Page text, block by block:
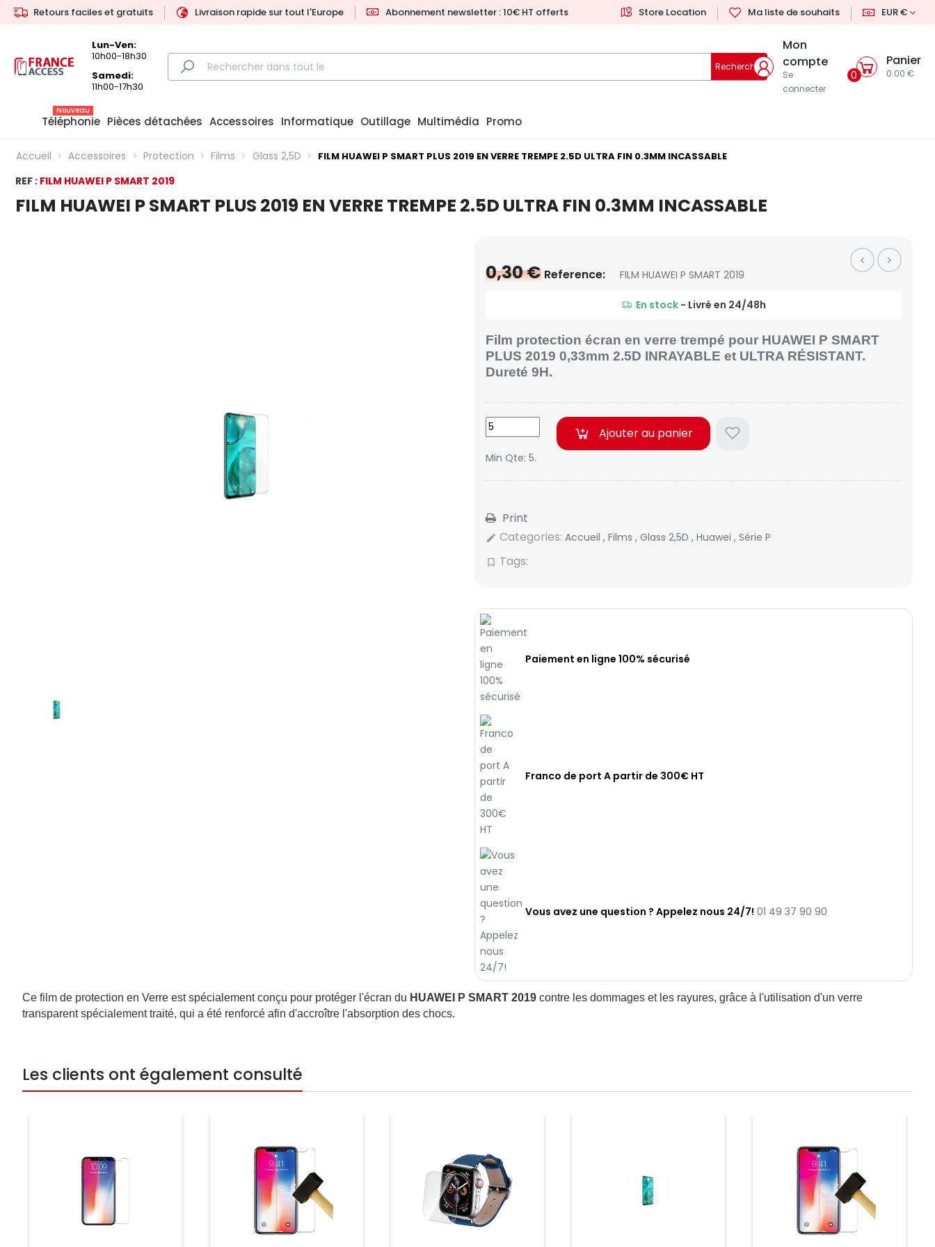
Retours faciles et gratuits Livraison rapide sur tout l'Europe Abonnement newsletter : 10€ HT offerts Store Location Ma liste de souhaits EUR €
Lun-Ven:
10h00-18h30
Samedi:
11h00-17h30
Rechercher
Mon
compte
Se
connecter
0
Panier
0.00 €
Téléphonie
Nouveau
Pièces détachées Accessoires Informatique Outillage Multimédia Promo
Accueil Accessoires Protection Films Glass 2,5D FILM HUAWEI P SMART PLUS 2019 EN VERRE TREMPE 2.5D ULTRA FIN 0.3MM INCASSABLE
REF : FILM HUAWEI P SMART 2019
FILM HUAWEI P SMART PLUS 2019 EN VERRE TREMPE 2.5D ULTRA FIN 0.3MM INCASSABLE
0,30 € Reference: FILM HUAWEI P SMART 2019
En stock - Livré en 24/48h
Film protection écran en verre trempé pour HUAWEI P SMART
PLUS 2019 0,33mm 2.5D INRAYABLE et ULTRA RÉSISTANT.
Dureté 9H.
Ajouter au panier
Min Qte: 5.
Print
edit Categories: Accueil , Films , Glass 2,5D , Huawei , Série P
bookmark_border Tags:
Paiement en ligne 100% sécurisé
Franco de port A partir de 300€ HT
Vous avez une question ? Appelez nous 24/7! 01 49 37 90 90
Ce film de protection en Verre est spécialement conçu pour protéger l'écran du HUAWEI P SMART 2019 contre les dommages et les rayures, grâce à l'utilisation d'un verre
transparent spécialement traité, qui a été renforcé afin d'accroître l'absorption des chocs.
Les clients ont également consulté